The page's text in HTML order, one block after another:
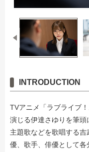
INTRODUCTION
TVアニメ「ラブライブ
演じる伊達さゆりを筆
主題歌などを歌唱する
優、歌手、俳優として